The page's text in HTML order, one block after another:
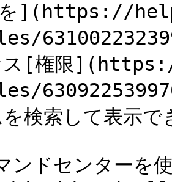
を](https://
ス[権限
検索して表示で
ンドセンター